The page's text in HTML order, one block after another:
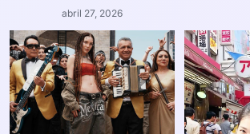
abril 27, 2026